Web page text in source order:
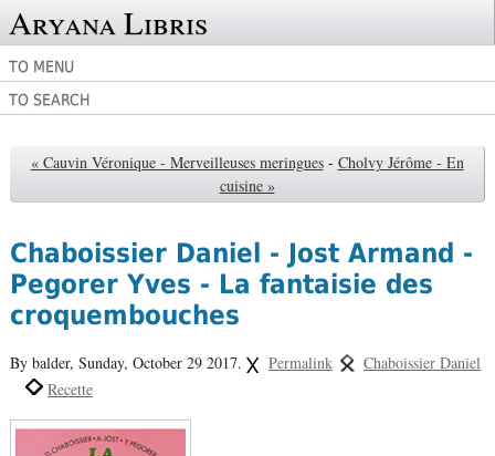
Aryana Libris
TO MENU
TO SEARCH
« Cauvin Véronique - Merveilleuses meringues - Cholvy Jérôme - En
cuisine »
Chaboissier Daniel - Jost Armand -
Pegorer Yves - La fantaisie des
croquembouches
By balder, Sunday, October 29 2017. Permalink
Chaboissier Daniel
Recette